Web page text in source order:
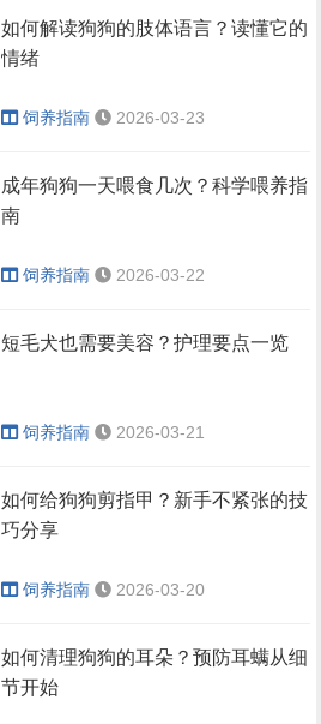
如何解读狗狗的肢体语言？读懂它的
情绪
饲养指南 2026-03-23
成年狗狗一天喂食几次？科学喂养指
南
饲养指南 2026-03-22
短毛犬也需要美容？护理要点一览
饲养指南 2026-03-21
如何给狗狗剪指甲？新手不紧张的技
巧分享
饲养指南 2026-03-20
如何清理狗狗的耳朵？预防耳螨从细
节开始